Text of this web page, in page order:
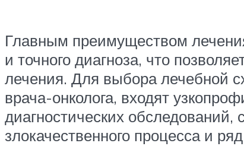
Главным преимуществом
и точного диагноза, что
лечения. Для выбора лечебной
врача-онколога, входят
диагностических обследований,
злокачественного процесса и